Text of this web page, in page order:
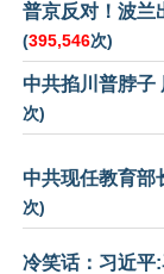
普京反对！波兰
(395,546次)
中共掐川普脖子
次)
中共现任教育部
次)
冷笑话：习近平